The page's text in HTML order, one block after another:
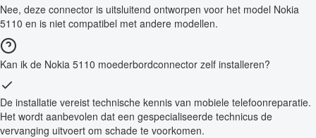
Nee, deze connector is uitsluitend ontworpen voor het model Nokia
5110 en is niet compatibel met andere modellen.
Kan ik de Nokia 5110 moederbordconnector zelf installeren?
De installatie vereist technische kennis van mobiele telefoonreparatie.
Het wordt aanbevolen dat een gespecialiseerde technicus de
vervanging uitvoert om schade te voorkomen.